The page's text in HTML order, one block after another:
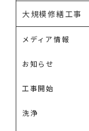
大規模修繕工事
メディア情報
お知らせ
工事開始
洗浄